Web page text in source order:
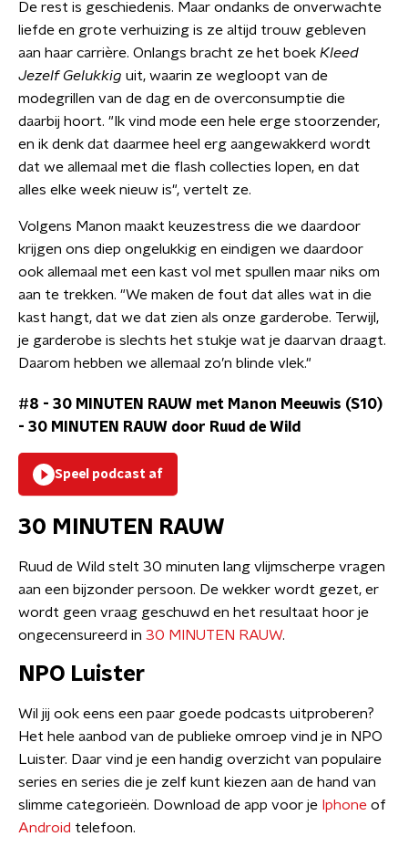
De rest is geschiedenis. Maar ondanks de onverwachte
liefde en grote verhuizing is ze altijd trouw gebleven
aan haar carrière. Onlangs bracht ze het boek Kleed
Jezelf Gelukkig uit, waarin ze wegloopt van de
modegrillen van de dag en de overconsumptie die
daarbij hoort. "Ik vind mode een hele erge stoorzender,
en ik denk dat daarmee heel erg aangewakkerd wordt
dat we allemaal met die flash collecties lopen, en dat
alles elke week nieuw is", vertelt ze.
Volgens Manon maakt keuzestress die we daardoor
krijgen ons diep ongelukkig en eindigen we daardoor
ook allemaal met een kast vol met spullen maar niks om
aan te trekken. "We maken de fout dat alles wat in die
kast hangt, dat we dat zien als onze garderobe. Terwijl,
je garderobe is slechts het stukje wat je daarvan draagt.
Daarom hebben we allemaal zo’n blinde vlek."
#8 - 30 MINUTEN RAUW met Manon Meeuwis (S10)
- 30 MINUTEN RAUW door Ruud de Wild
Speel podcast af
30 MINUTEN RAUW
Ruud de Wild stelt 30 minuten lang vlijmscherpe vragen
aan een bijzonder persoon. De wekker wordt gezet, er
wordt geen vraag geschuwd en het resultaat hoor je
ongecensureerd in 30 MINUTEN RAUW.
NPO Luister
Wil jij ook eens een paar goede podcasts uitproberen?
Het hele aanbod van de publieke omroep vind je in NPO
Luister. Daar vind je een handig overzicht van populaire
series en series die je zelf kunt kiezen aan de hand van
slimme categorieën. Download de app voor je Iphone of
Android telefoon.